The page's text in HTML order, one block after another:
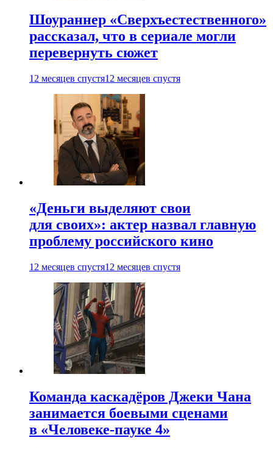
Шоураннер «Сверхъестественного»
рассказал, что в сериале могли
перевернуть сюжет
12 месяцев спустя12 месяцев спустя
«Деньги выделяют свои
для своих»: актер назвал главную
проблему российского кино
12 месяцев спустя12 месяцев спустя
Команда каскадёров Джеки Чана
занимается боевыми сценами
в «Человеке-пауке 4»